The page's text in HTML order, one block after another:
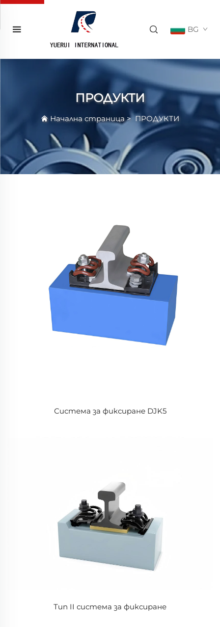
BG
ПРОДУКТИ
Начална страница>ПРОДУКТИ
Система за фиксиране DJK5
Тип II система за фиксиране